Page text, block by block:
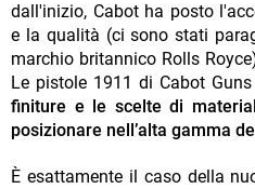
dall'inizio, Cabot ha posto
e la qualità (ci sono stati
marchio britannico Rolls
Le pistole 1911 di Cabot
finiture e le scelte di
posizionare nell’alta gamma
È esattamente il caso della